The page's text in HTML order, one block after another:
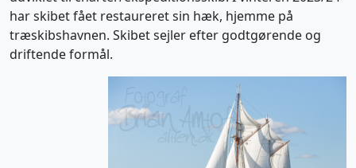
har skibet fået restaureret sin hæk, hjemme på
træskibshavnen. Skibet sejler efter godtgørende og
driftende formål.